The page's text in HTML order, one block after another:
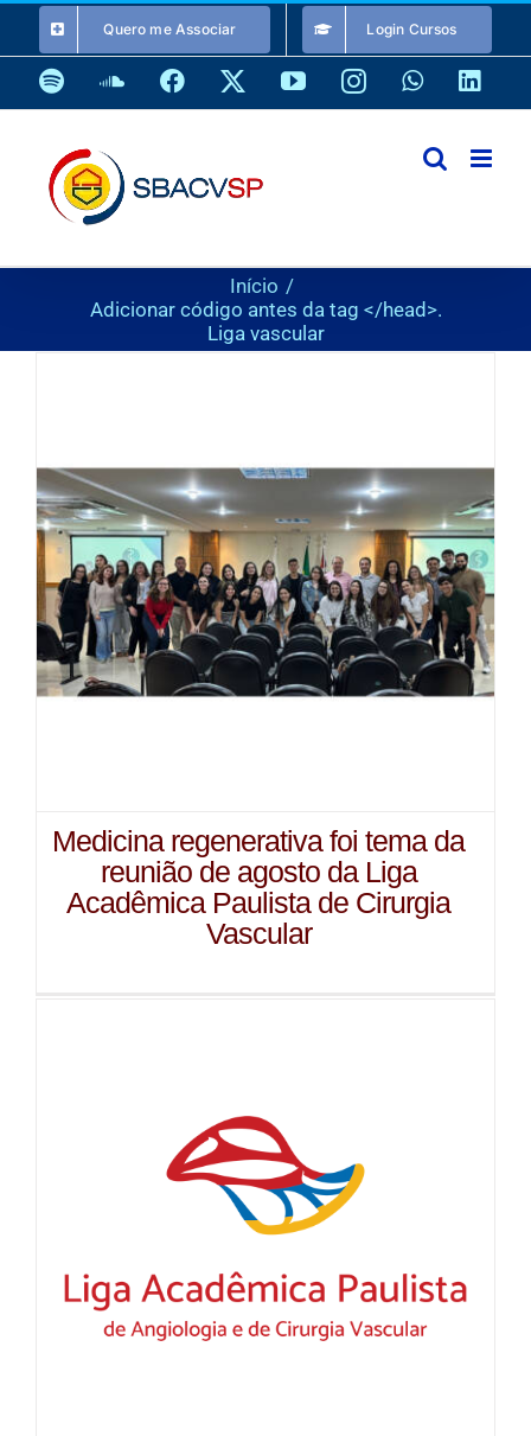
o
conteúdo
Quero me Associar Login Cursos
SpotifySoundCloud
Facebook YouTubeInstagramWhatsApp
Início
Adicionar código antes da tag </head>.
Liga vascular
Medicina regenerativa foi tema da
reunião de agosto da Liga
Acadêmica Paulista de Cirurgia
Vascular